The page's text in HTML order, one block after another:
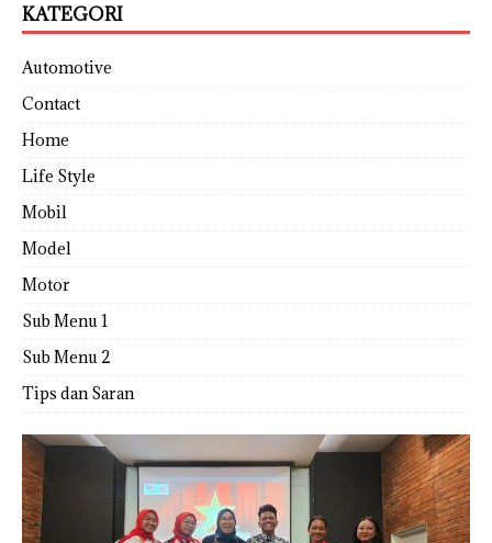
KATEGORI
Automotive
Contact
Home
Life Style
Mobil
Model
Motor
Sub Menu 1
Sub Menu 2
Tips dan Saran